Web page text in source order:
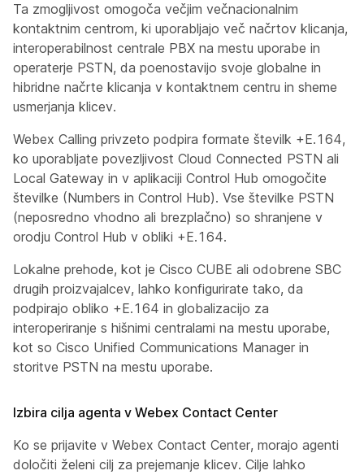
Ta zmogljivost omogoča večjim večnacionalnim
kontaktnim centrom, ki uporabljajo več načrtov klicanja,
interoperabilnost centrale PBX na mestu uporabe in
operaterje PSTN, da poenostavijo svoje globalne in
hibridne načrte klicanja v kontaktnem centru in sheme
usmerjanja klicev.
Webex Calling privzeto podpira formate številk +E.164,
ko uporabljate povezljivost Cloud Connected PSTN ali
Local Gateway in v aplikaciji Control Hub omogočite
številke (Numbers in Control Hub). Vse številke PSTN
(neposredno vhodno ali brezplačno) so shranjene v
orodju Control Hub v obliki +E.164.
Lokalne prehode, kot je Cisco CUBE ali odobrene SBC
drugih proizvajalcev, lahko konfigurirate tako, da
podpirajo obliko +E.164 in globalizacijo za
interoperiranje s hišnimi centralami na mestu uporabe,
kot so Cisco Unified Communications Manager in
storitve PSTN na mestu uporabe.
Izbira cilja agenta v Webex Contact Center
Ko se prijavite v Webex Contact Center, morajo agenti
določiti želeni cilj za prejemanje klicev. Cilje lahko